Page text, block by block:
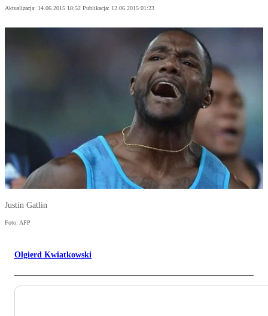
Aktualizacja: 14.06.2015 18:52 Publikacja: 12.06.2015 01:23
Justin Gatlin
Foto: AFP
Olgierd Kwiatkowski